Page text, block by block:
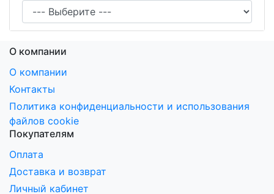
О компании
О компании
Контакты
Политика конфиденциальности и использования
файлов cookie
Покупателям
Оплата
Доставка и возврат
Личный кабинет